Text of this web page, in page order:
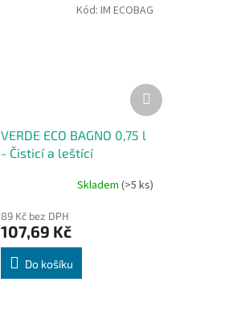
VERDE ECO BAGNO 0,75 l
- Čisticí a leštící
Skladem (>5 ks)
89 Kč bez DPH
107,69 Kč
Do košíku
Kód: IM ECOBAG
Další
produkt